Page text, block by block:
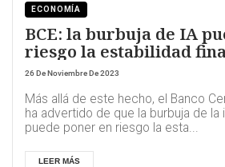
ECONOMÍA
BCE: la burbuja de IA
riesgo la estabilidad
26 De Noviembre De 2023
Más allá de este hecho, el Banco
ha advertido de que la burbuja de la
puede poner en riesgo la esta...
LEER MÁS